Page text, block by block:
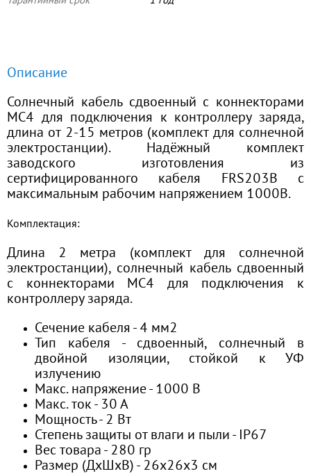
Описание
Солнечный кабель сдвоенный с коннекторами
МС4 для подключения к контроллеру заряда,
длина от 2-15 метров (комплект для солнечной
электростанции). Надёжный комплект
заводского изготовления из
сертифицированного кабеля FRS203B с
максимальным рабочим напряжением 1000В.
Комплектация:
Длина 2 метра (комплект для солнечной
электростанции), солнечный кабель сдвоенный
с коннекторами МС4 для подключения к
контроллеру заряда.
Сечение кабеля - 4 мм2
Тип кабеля - сдвоенный, солнечный в
двойной изоляции, стойкой к УФ
излучению
Макс. напряжение - 1000 В
Макс. ток - 30 А
Мощность - 2 Вт
Степень защиты от влаги и пыли - IP67
Вес товара - 280 гр
Размер (ДхШхВ) - 26х26х3 см